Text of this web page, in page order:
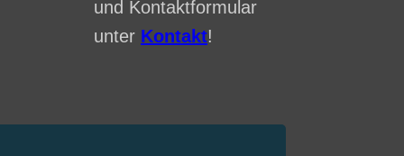
und Kontaktformular
unter Kontakt!